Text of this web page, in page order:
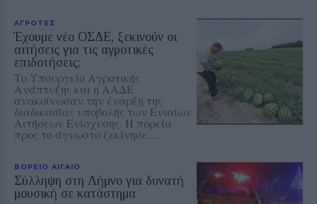
ΑΓΡΟΤΕΣ
Έχουμε νέο ΟΣΔΕ, ξεκινούν οι
αιτήσεις για τις αγροτικές
επιδοτήσεις;
Το Υπουργείο Αγροτικής
Ανάπτυξης και η ΑΑΔΕ
ανακοίνωσαν την έναρξη της
διαδικασίας υποβολής των Ενιαίων
Αιτήσεων Ενίσχυσης. Η πορεία
προς το άγνωστο ξεκίνησε…
ΒΟΡΕΙΟ ΑΙΓΑΙΟ
Σύλληψη στη Λήμνο για δυνατή
μουσική σε κατάστημα